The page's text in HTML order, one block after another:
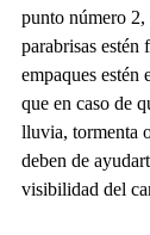
punto número
parabrisas
empaques estén
que en caso de
lluvia, tormenta
deben de
visibilidad del